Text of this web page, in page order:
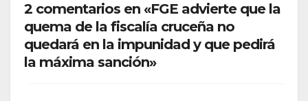
2 comentarios en «FGE advierte que la
quema de la fiscalía cruceña no
quedará en la impunidad y que pedirá
la máxima sanción»